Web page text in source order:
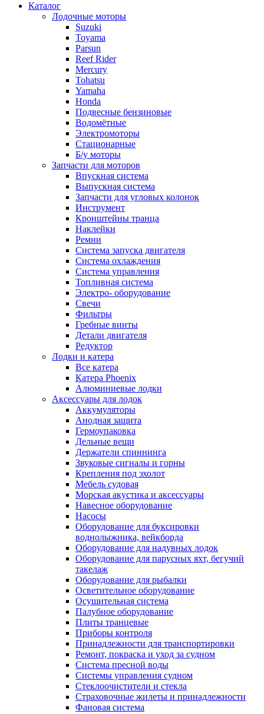
Каталог
Лодочные моторы
Suzuki
Toyama
Parsun
Reef Rider
Mercury
Tohatsu
Yamaha
Honda
Подвесные бензиновые
Водомётные
Электромоторы
Стационарные
Б/у моторы
Запчасти для моторов
Впускная система
Выпускная система
Запчасти для угловых колонок
Инструмент
Кронштейны транца
Наклейки
Ремни
Система запуска двигателя
Система охлаждения
Система управления
Топливная система
Электро- оборудование
Свечи
Фильтры
Гребные винты
Детали двигателя
Редуктор
Лодки и катера
Все катера
Катера Phoenix
Алюминиевые лодки
Аксессуары для лодок
Аккумуляторы
Анодная защита
Гермоупаковка
Дельные вещи
Держатели спиннинга
Звуковые сигналы и горны
Крепления под эхолот
Мебель судовая
Морская акустика и аксессуары
Навесное оборудование
Насосы
Оборудование для буксировки
воднолыжника, вейкборда
Оборудование для надувных лодок
Оборудование для парусных яхт, бегучий
такелаж
Оборудование для рыбалки
Осветительное оборудование
Осушительная система
Палубное оборудование
Плиты транцевые
Приборы контроля
Принадлежности для транспортировки
Ремонт, покраска и уход за судном
Система пресной воды
Системы управления судном
Стеклоочистители и стекла
Страховочные жилеты и принадлежности
Фановая система